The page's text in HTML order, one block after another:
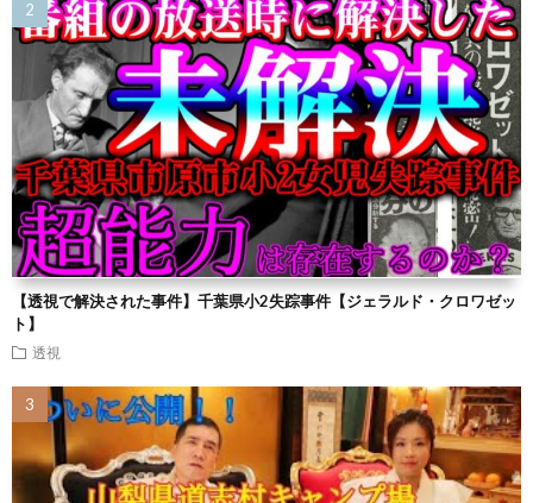
【透視で解決された事件】千葉県小2失踪事件【ジェラルド・クロワゼッ
ト】
透視